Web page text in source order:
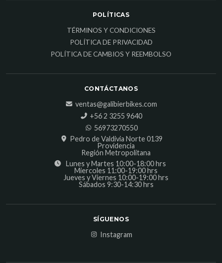
POLÍTICAS
TÉRMINOS Y CONDICIONES
POLÍTICA DE PRIVACIDAD
POLÍTICA DE CAMBIOS Y REEMBOLSO
CONTÁCTANOS
ventas@galibierbikes.com
‎+56 2 3255 9640
56973270550
Pedro de Valdivia Norte 0139
Providencia
Región Metropolitana
Lunes y Martes 10:00-18:00 hrs
Miercoles 11:00-19:00 hrs
Jueves y Viernes 10:00-19:00 hrs
Sábados 9:30-14:30 hrs
SÍGUENOS
Instagram